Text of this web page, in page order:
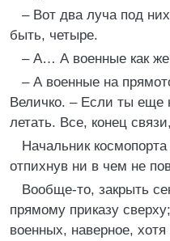
– Вот два луча под
быть, четыре.
– А… А военные как
– А военные на
Величко. – Если ты еще
летать. Все, конец
Начальник
отпихнув ни в чем не
Вообще-то, закрыть
прямому приказу
военных, наверное, хотя